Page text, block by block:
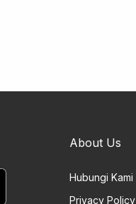
About Us
Hubungi Kami
Privacy Policy